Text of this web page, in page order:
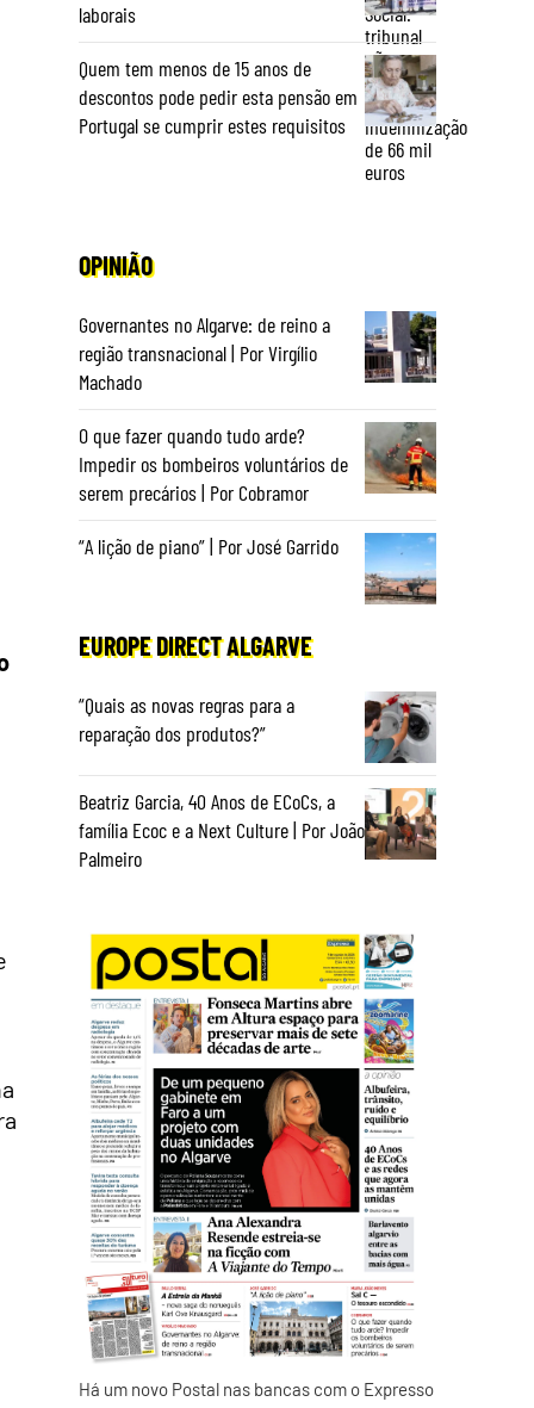
laborais
Quem tem menos de 15 anos de
descontos pode pedir esta pensão em
Portugal se cumprir estes requisitos
OPINIÃO
Governantes no Algarve: de reino a
região transnacional | Por Virgílio
Machado
O que fazer quando tudo arde?
Impedir os bombeiros voluntários de
serem precários | Por Cobramor
“A lição de piano” | Por José Garrido
EUROPE DIRECT ALGARVE
“Quais as novas regras para a
reparação dos produtos?”
Beatriz Garcia, 40 Anos de ECoCs, a
família Ecoc e a Next Culture | Por João
Palmeiro
Há um novo Postal nas bancas com o Expresso